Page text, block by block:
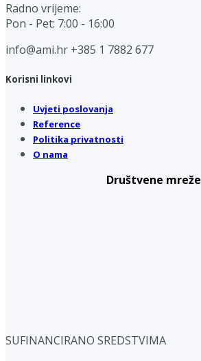
Radno vrijeme:
Pon - Pet: 7:00 - 16:00
info@ami.hr +385 1 7882 677
Korisni linkovi
Uvjeti poslovanja
Reference
Politika privatnosti
O nama
Društvene mreže
SUFINANCIRANO SREDSTVIMA